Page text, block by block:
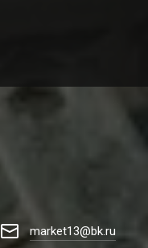
market13@bk.ru